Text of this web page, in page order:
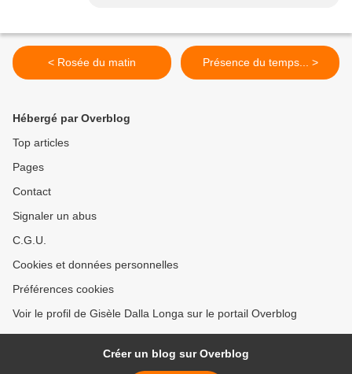
< Rosée du matin Présence du temps... >
Hébergé par Overblog
Top articles
Pages
Contact
Signaler un abus
C.G.U.
Cookies et données personnelles
Préférences cookies
Voir le profil de Gisèle Dalla Longa sur le portail Overblog
Créer un blog sur Overblog